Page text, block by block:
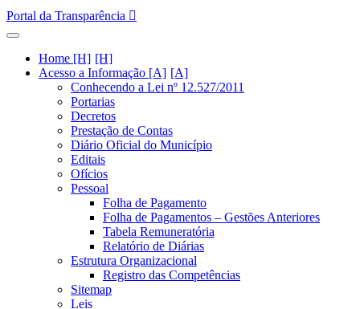
Portal da Transparência
Home [H]
Acesso a Informação [A]
Conhecendo a Lei nº 12.527/2011
Portarias
Decretos
Prestação de Contas
Diário Oficial do Município
Editais
Ofícios
Pessoal
Folha de Pagamento
Folha de Pagamentos – Gestões Anteriores
Tabela Remuneratória
Relatório de Diárias
Estrutura Organizacional
Registro das Competências
Sitemap
Leis